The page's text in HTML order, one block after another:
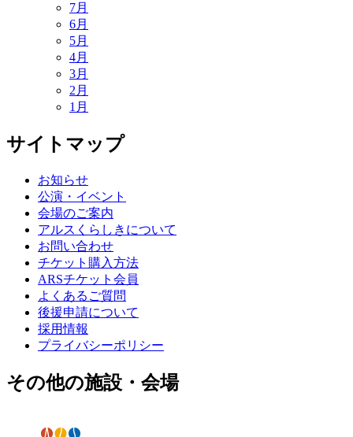
7月
6月
5月
4月
3月
2月
1月
サイトマップ
お知らせ
公演・イベント
会場のご案内
アルスくらしきについて
お問い合わせ
チケット購入方法
ARSチケット会員
よくあるご質問
後援申請について
採用情報
プライバシーポリシー
その他の施設・会場